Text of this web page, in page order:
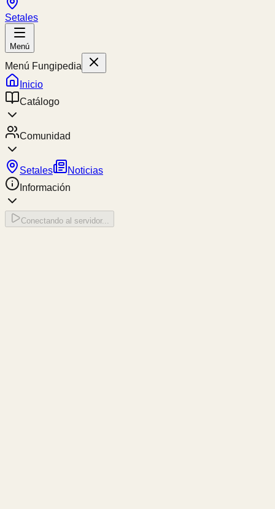
Setales
Menú
Menú Fungipedia
Inicio
Catálogo
Comunidad
Setales
Noticias
Información
Conectando al servidor...